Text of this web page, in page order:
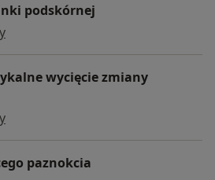
podskórnej
wycięcie guzka tkanki podskórnej
wycięcie zmiany
operacja skóry radykalne wycięcie
paznokcia